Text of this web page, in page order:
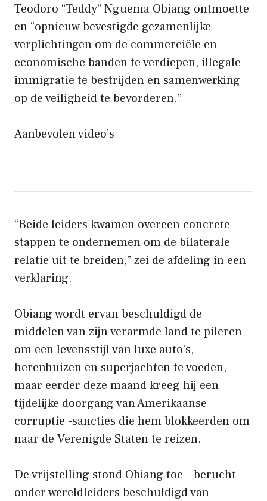
Teodoro “Teddy” Nguema Obiang ontmoette
en “opnieuw bevestigde gezamenlijke
verplichtingen om de commerciële en
economische banden te verdiepen, illegale
immigratie te bestrijden en samenwerking
op de veiligheid te bevorderen.”
Aanbevolen video’s
“Beide leiders kwamen overeen concrete
stappen te ondernemen om de bilaterale
relatie uit te breiden,” zei de afdeling in een
verklaring.
Obiang wordt ervan beschuldigd de
middelen van zijn verarmde land te pileren
om een ​​levensstijl van luxe auto’s,
herenhuizen en superjachten te voeden,
maar eerder deze maand kreeg hij een
tijdelijke doorgang van Amerikaanse
corruptie -sancties die hem blokkeerden om
naar de Verenigde Staten te reizen.
De vrijstelling stond Obiang toe – berucht
onder wereldleiders beschuldigd van